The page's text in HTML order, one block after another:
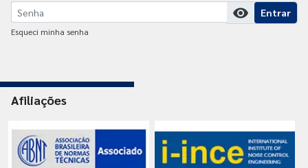
visibility Entrar
Esqueci minha senha
Afiliações